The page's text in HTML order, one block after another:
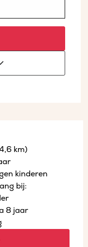
km)
kinderen
bij:
8 jaar